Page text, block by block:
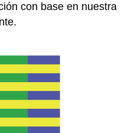
con base en nuestra